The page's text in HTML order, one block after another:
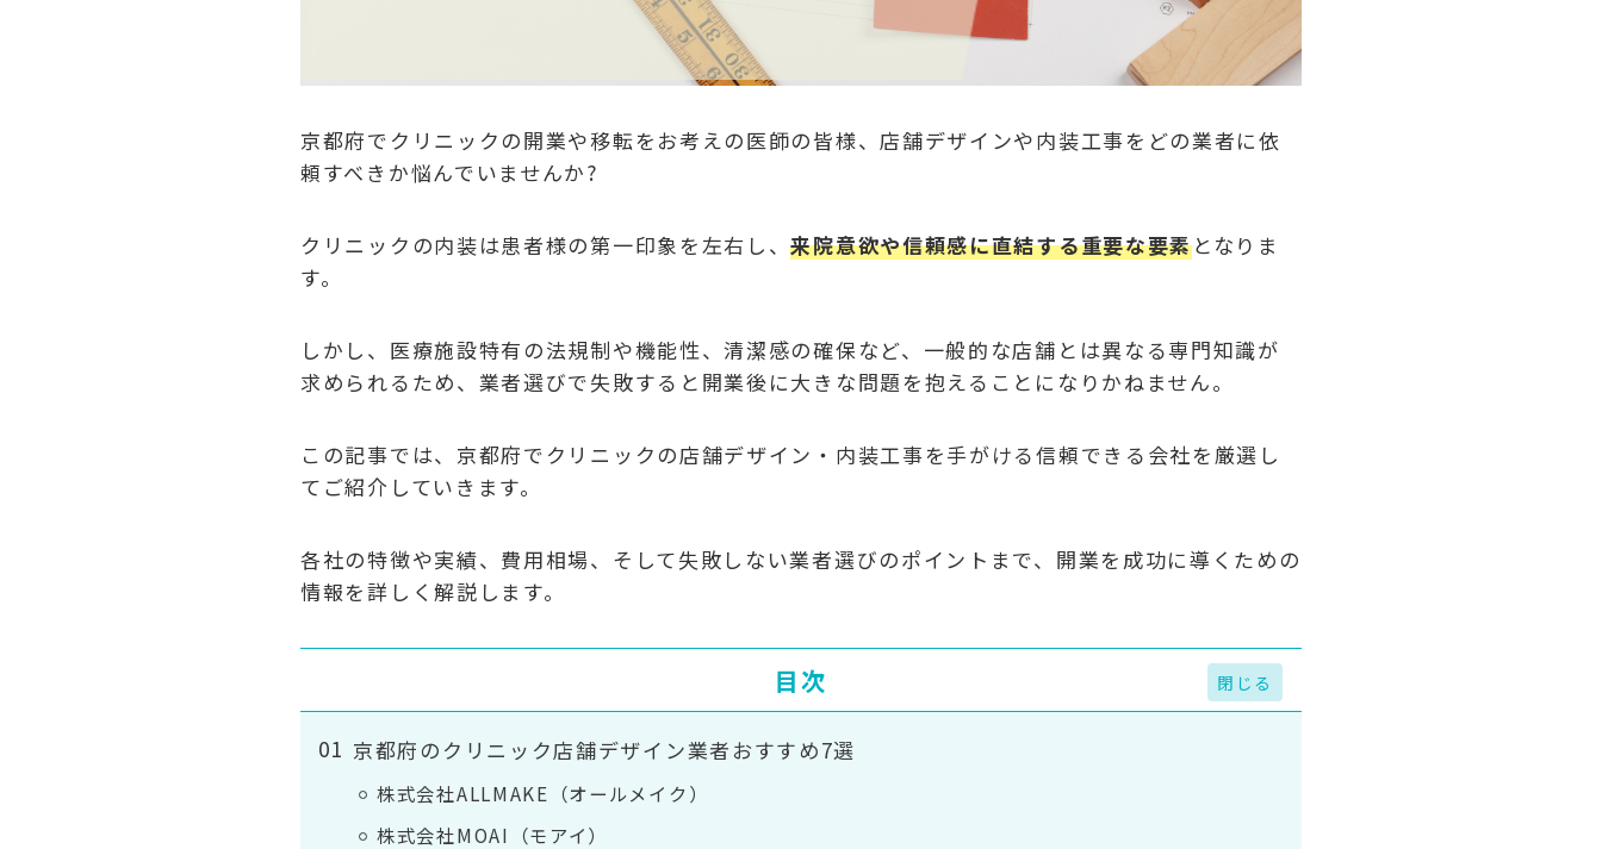
京都府でクリニックの開業や移転をお考えの医師の皆様、店舗デザインや内装工事をどの業者に依
頼すべきか悩んでいませんか?
クリニックの内装は患者様の第一印象を左右し、来院意欲や信頼感に直結する重要な要素となりま
す。
しかし、医療施設特有の法規制や機能性、清潔感の確保など、一般的な店舗とは異なる専門知識が
求められるため、業者選びで失敗すると開業後に大きな問題を抱えることになりかねません。
この記事では、京都府でクリニックの店舗デザイン・内装工事を手がける信頼できる会社を厳選し
てご紹介していきます。
各社の特徴や実績、費用相場、そして失敗しない業者選びのポイントまで、開業を成功に導くための
情報を詳しく解説します。
目次
京都府のクリニック店舗デザイン業者おすすめ7選
株式会社ALLMAKE（オールメイク）
株式会社MOAI（モアイ）